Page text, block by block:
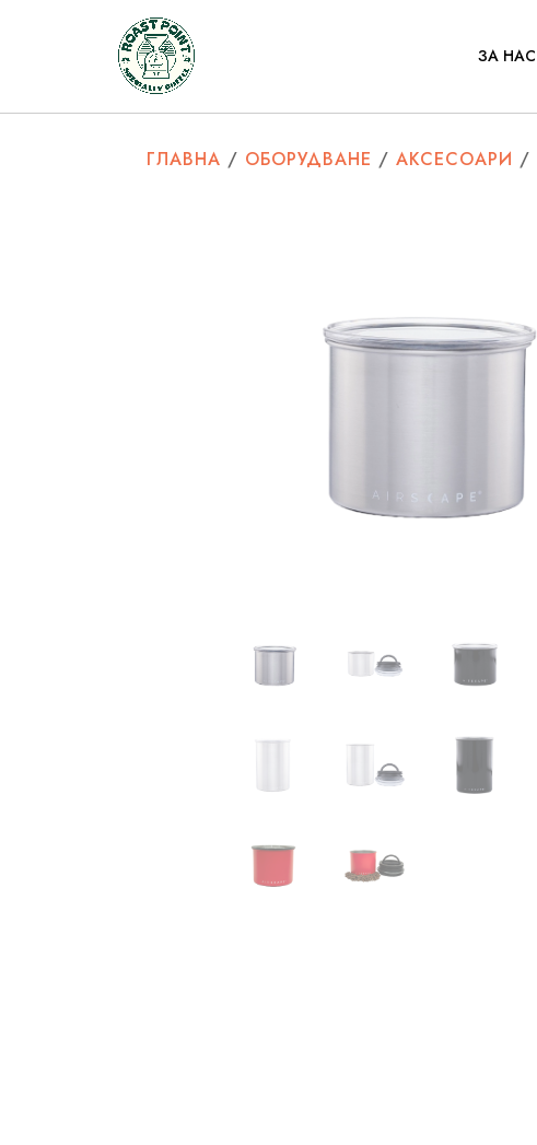
ЗА НАС
ГЛАВНА / ОБОРУДВАНЕ /АКСЕСОАРИ /